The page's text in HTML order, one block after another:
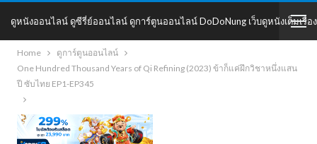
ดูหนังออนไลน์ ดูซีรี่ย์ออนไลน์ ดูการ์ตูนออนไลน์ DoDoNung เว็บดูหนังเต็มเรื่อง
DoDoNung
Home
ดูการ์ตูนออนไลน์
One Hundred Thousand Years of Qi Refining (2023) ข้าก็แค่ฝึกวิชาหนึ่งแสน
ปี ซับไทย EP1-EP345